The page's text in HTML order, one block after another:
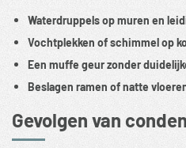
Waterdruppels op muren en
Vochtplekken of schimmel op
Een muffe geur zonder
Beslagen ramen of natte
Gevolgen van